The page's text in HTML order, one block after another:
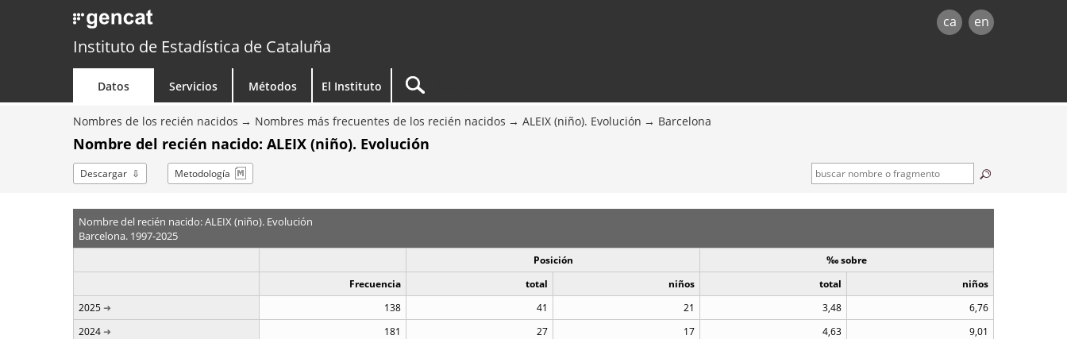
ca en
Instituto de Estadística de Cataluña
Datos Servicios Métodos El Instituto
Nombres de los recién nacidos Nombres más frecuentes de los recién nacidos ALEIX (niño). Evolución Barcelona
Nombre del recién nacido: ALEIX (niño). Evolución
Descargar Metodología
Nombre del recién nacido: ALEIX (niño). Evolución
Barcelona. 1997-2025
Posición
‰ sobre
Frecuencia
total niños total
niños
2025
138 41 21 3,48
6,76
2024
181 27 17 4,63
9,01